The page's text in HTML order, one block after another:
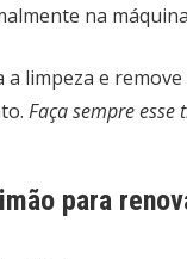
na
limpeza e
Faça sempre
para